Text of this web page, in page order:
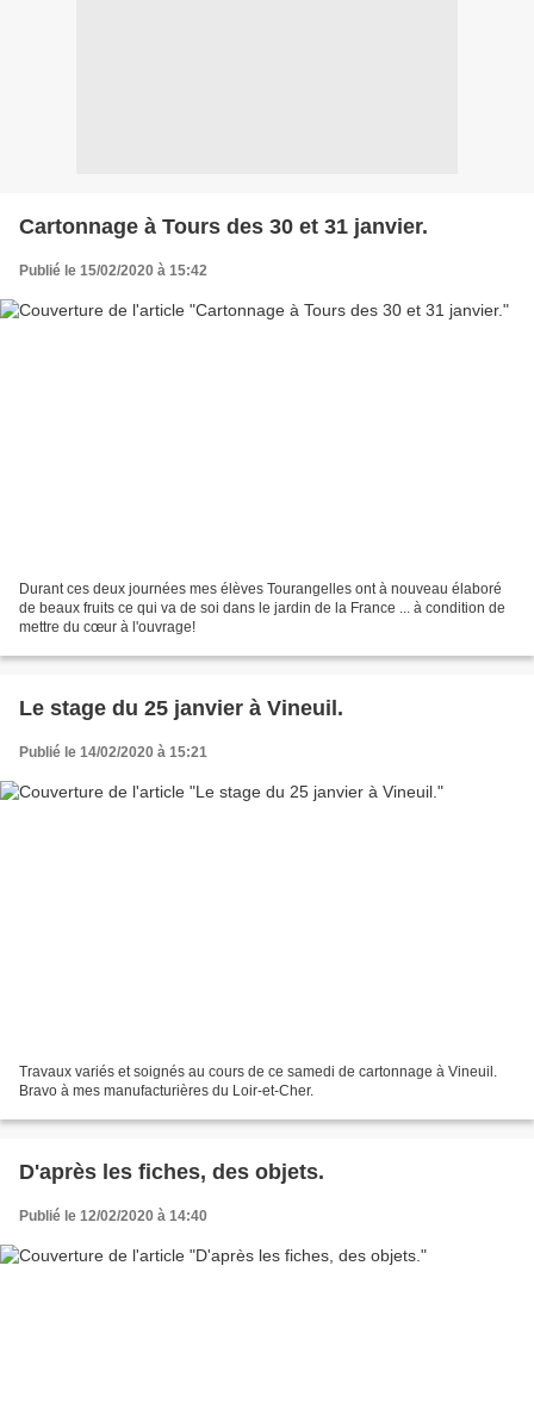
Cartonnage à Tours des 30 et 31 janvier.
Publié le 15/02/2020 à 15:42
Durant ces deux journées mes élèves Tourangelles ont à nouveau élaboré
de beaux fruits ce qui va de soi dans le jardin de la France ... à condition de
mettre du cœur à l'ouvrage!
Le stage du 25 janvier à Vineuil.
Publié le 14/02/2020 à 15:21
Travaux variés et soignés au cours de ce samedi de cartonnage à Vineuil.
Bravo à mes manufacturières du Loir-et-Cher.
D'après les fiches, des objets.
Publié le 12/02/2020 à 14:40